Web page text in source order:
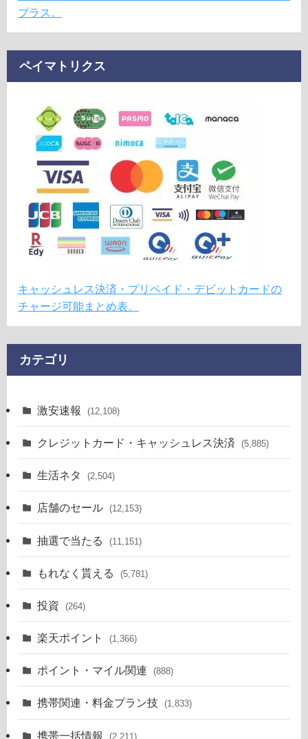
プラス。
ペイマトリクス
キャッシュレス決済・プリペイド・デビットカードの
チャージ可能まとめ表。
カテゴリ
激安速報 (12,108)
クレジットカード・キャッシュレス決済 (5,885)
生活ネタ (2,504)
店舗のセール (12,153)
抽選で当たる (11,151)
もれなく貰える (5,781)
投資 (264)
楽天ポイント (1,366)
ポイント・マイル関連 (888)
携帯関連・料金プラン技 (1,833)
携帯一括情報 (2,211)